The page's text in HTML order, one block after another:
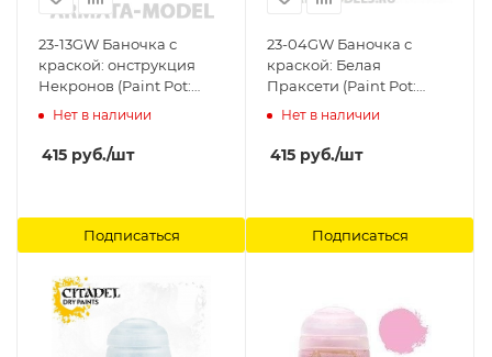
23-13GW Баночка с
краской: онструкция
Некронов (Paint Pot:
Necron Compound)
Нет в наличии
415 руб./шт
Подписаться
23-04GW Баночка с
краской: Белая
Праксети (Paint Pot:
Praxeti White) Citadel
Нет в наличии
415 руб./шт
Подписаться